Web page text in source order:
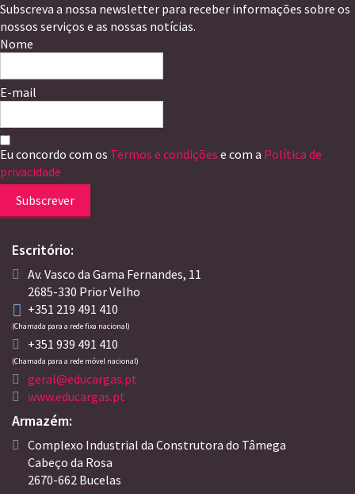
Subscreva a nossa newsletter para receber informações sobre os
nossos serviços e as nossas notícias.
Nome
E-mail
Eu concordo com os Termos e condições e com a Política de
privacidade
Subscrever
Escritório:
Av. Vasco da Gama Fernandes, 11
2685-330 Prior Velho
+351 219 491 410
(Chamada para a rede fixa nacional)
+351 939 491 410
(Chamada para a rede móvel nacional)
geral@educargas.pt
www.educargas.pt
Armazém:
Complexo Industrial da Construtora do Tâmega
Cabeço da Rosa
2670-662 Bucelas